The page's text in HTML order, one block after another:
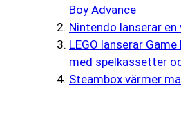
Boy Advance
Nintendo lanserar en
LEGO lanserar
med spelkassetter
Steambox värmer